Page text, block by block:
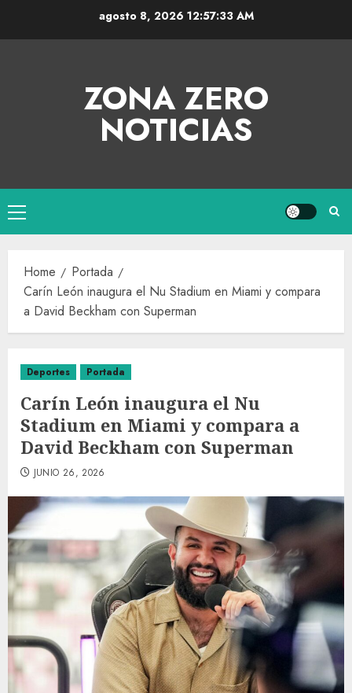
agosto 8, 2026 12:57:34 AM
ZONA ZERO
NOTICIAS
Home
Portada
Carín León inaugura el Nu Stadium en Miami y compara
a David Beckham con Superman
Deportes Portada
Carín León inaugura el Nu
Stadium en Miami y compara a
David Beckham con Superman
JUNIO 26, 2026